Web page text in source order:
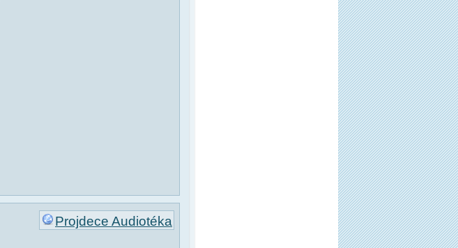
Projdece Audiotéka